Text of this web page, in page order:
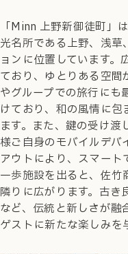
「Minn 上野新御徒町」
光名所である上野、浅
ョンに位置しています。
ており、ゆとりある空間
やグループでの旅行にも
けており、和の風情に包
ます。また、鍵の受け渡
様ご自身のモバイルデバ
アウトにより、スマート
一歩施設を出ると、佐
隣りに広がります。古き
など、伝統と新しさが融
ゲストに新たな楽しみを